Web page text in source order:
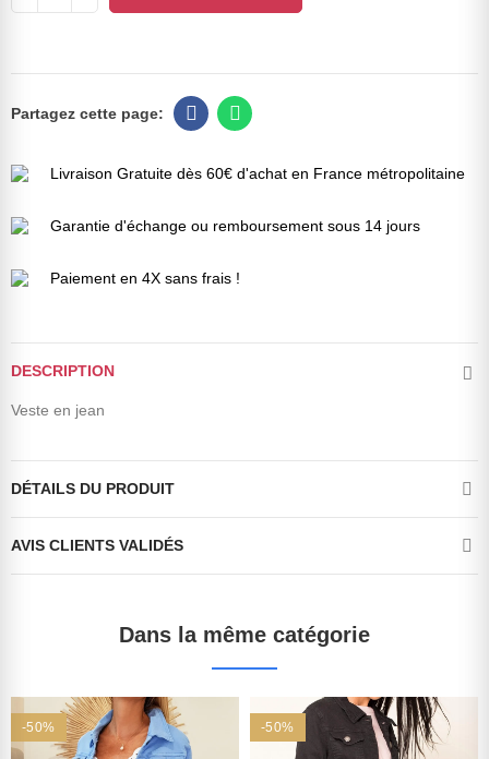
Livraison Gratuite dès 60€ d'achat en France métropolitaine
Garantie d'échange ou remboursement sous 14 jours
Paiement en 4X sans frais !
DESCRIPTION
Veste en jean
DÉTAILS DU PRODUIT
AVIS CLIENTS VALIDÉS
Dans la même catégorie
-50% -50%